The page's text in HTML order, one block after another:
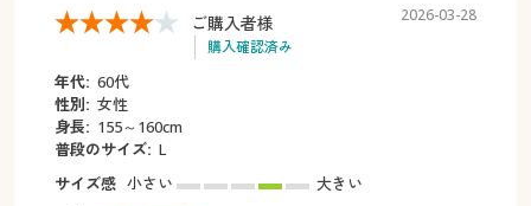
ご購入者様
購入確認済み
2026-03-28
年代: 60代
性別: 女性
身長: 155～160cm
普段のサイズ: L
サイズ感 小さい
大きい